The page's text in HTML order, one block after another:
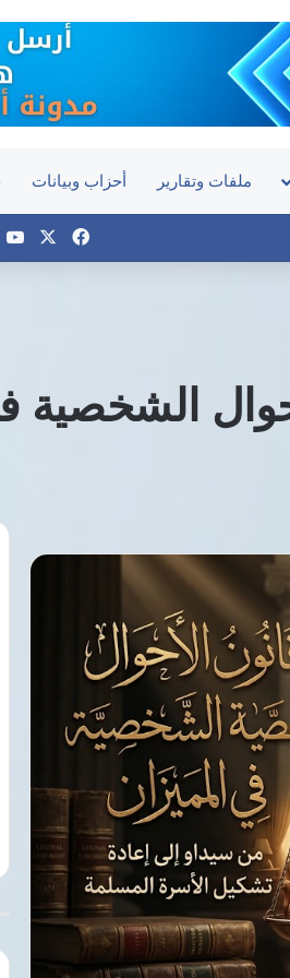
ملفات وتقارير أحزاب وبيانات
فيسبوك
الشخصية
مفاوضات شباب الأهلي مع بيزيرا
ثقة تهدد بقاءه بالزمالك